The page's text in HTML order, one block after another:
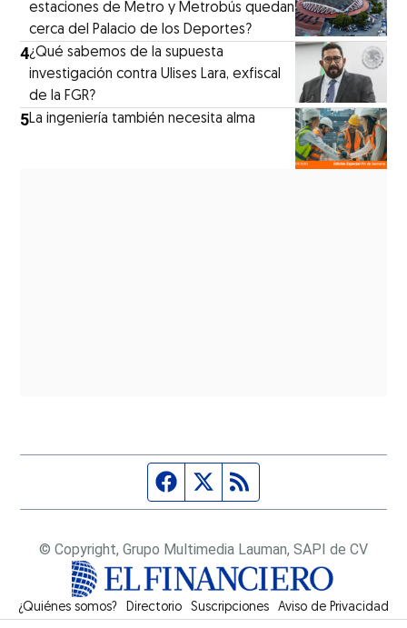
estaciones de Metro y Metrobús quedan
cerca del Palacio de los Deportes?
4¿Qué sabemos de la supuesta
investigación contra Ulises Lara, exfiscal
de la FGR?
5La ingeniería también necesita alma
Página de Facebook
Fuente Twitter
© Copyright, Grupo Multimedia Lauman, SAPI de CV
¿Quiénes somos? Directorio Suscripciones Opens in new window
Aviso de Privacidad